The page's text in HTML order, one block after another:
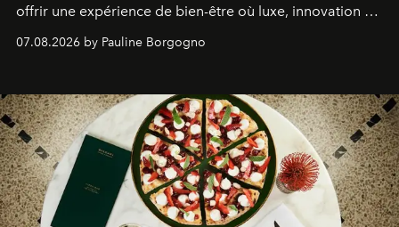
offrir une expérience de bien-être où luxe, innovation et
expertise se rencontrent.
07.08.2026 by Pauline Borgogno